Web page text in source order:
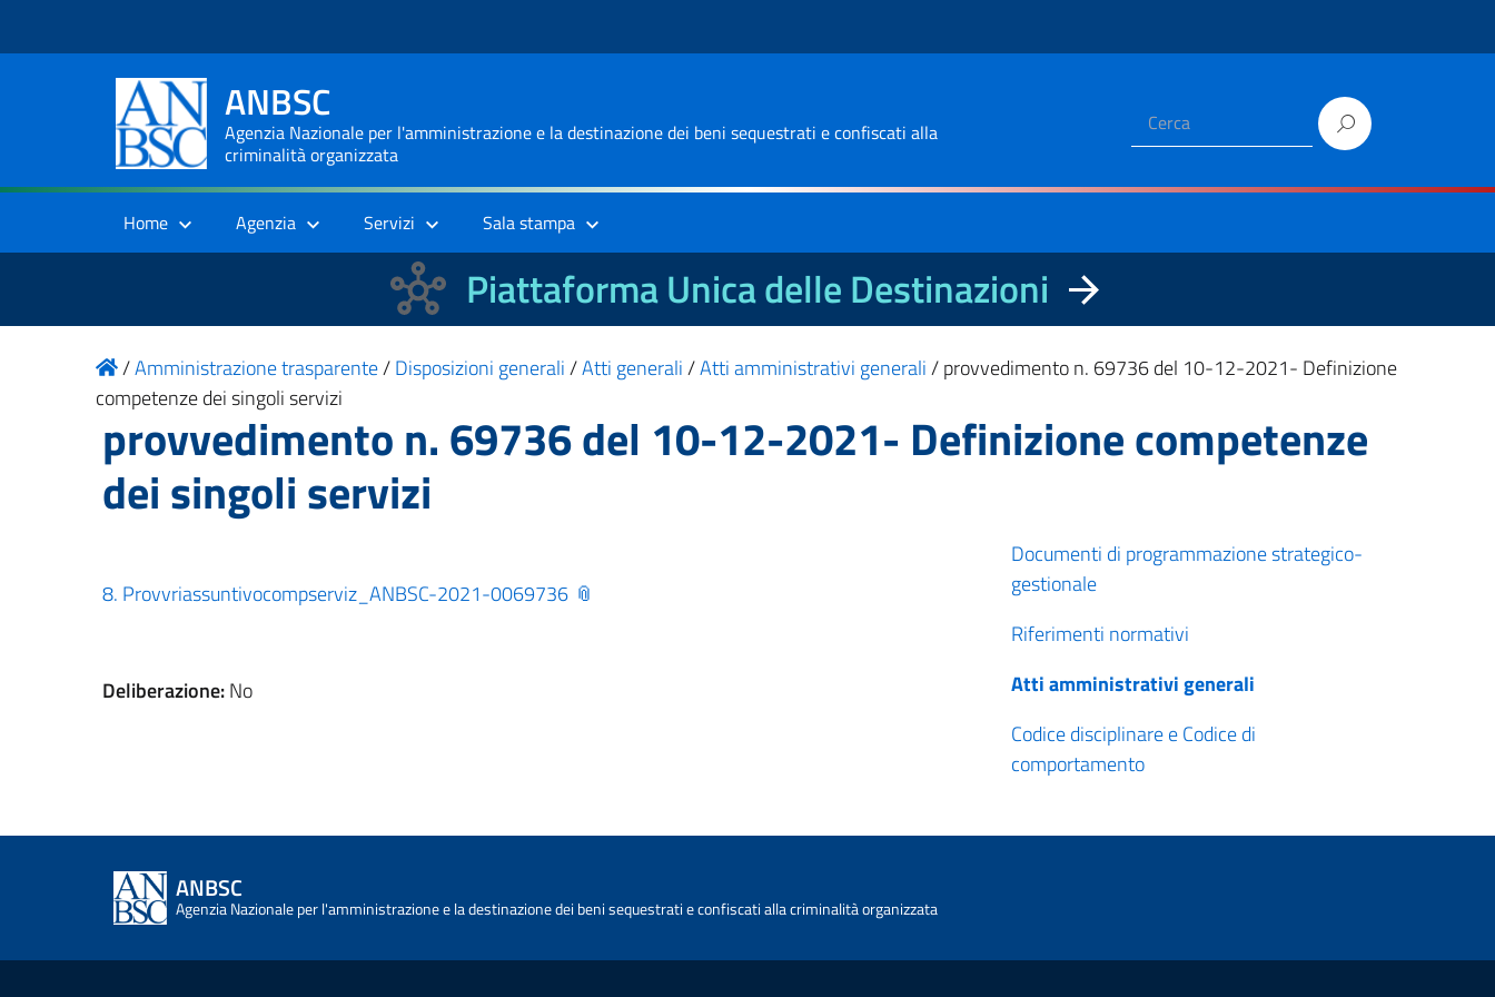
ANBSC
Agenzia Nazionale per l'amministrazione e la destinazione dei beni sequestrati e confiscati alla
criminalità organizzata
Home Agenzia Servizi Sala stampa
Piattaforma Unica delle Destinazioni
/Amministrazione trasparente/Disposizioni generali/Atti generali/Atti amministrativi generali/provvedimento n. 69736 del 10-12-2021- Definizione
competenze dei singoli servizi
provvedimento n. 69736 del 10-12-2021- Definizione competenze
dei singoli servizi
8. Provvriassuntivocompserviz_ANBSC-2021-0069736
Deliberazione:No
Documenti di programmazione strategico-
gestionale
Riferimenti normativi
Atti amministrativi generali
Codice disciplinare e Codice di
comportamento
ANBSC
Agenzia Nazionale per l'amministrazione e la destinazione dei beni sequestrati e confiscati alla criminalità organizzata